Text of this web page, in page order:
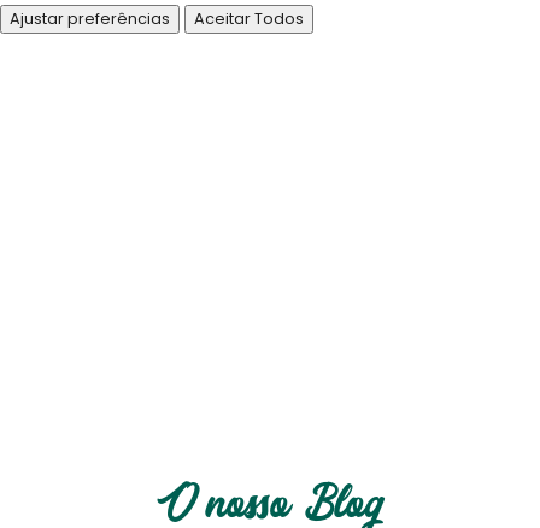
Ajustar preferências Aceitar Todos
O nosso Blog